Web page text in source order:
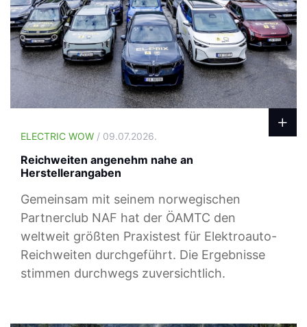
ELECTRIC WOW / 09.07.2026.
Reichweiten angenehm nahe an
Herstellerangaben
Gemeinsam mit seinem norwegischen
Partnerclub NAF hat der ÖAMTC den
weltweit größten Praxistest für Elektroauto-
Reichweiten durchgeführt. Die Ergebnisse
stimmen durchwegs zuversichtlich.